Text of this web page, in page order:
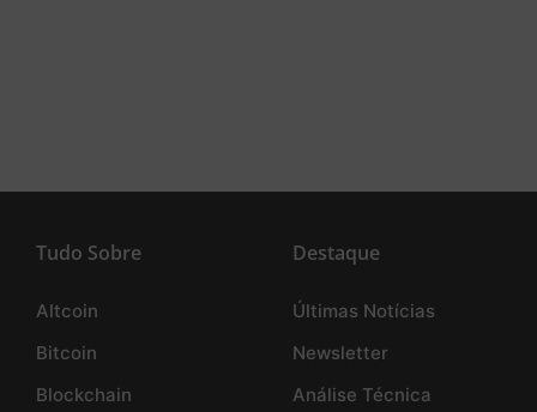
Tudo Sobre
Altcoin
Bitcoin
Blockchain
Destaque
Últimas Notícias
Newsletter
Análise Técnica